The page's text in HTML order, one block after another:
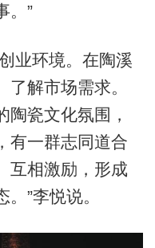
。”
业环境。在陶溪
了解市场需求。
陶瓷文化氛围，
有一群志同道合
互相激励，形成
”李悦说。